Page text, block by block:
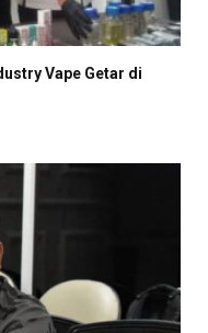
Vape Getar di